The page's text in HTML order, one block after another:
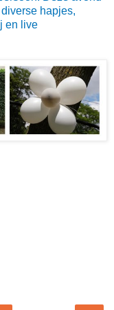
hapjes,
en live